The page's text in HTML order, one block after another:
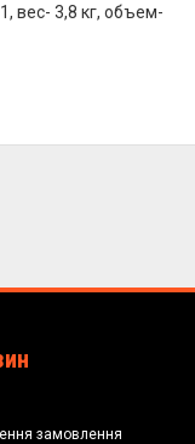
вес- 3,8 кг, объем-
замовлення